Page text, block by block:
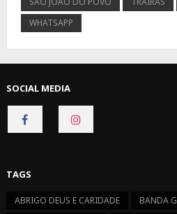
WHATSAPP
SOCIAL MEDIA
CONNECT
ON
TAGS
ABRIGO DEUS E CARIDADE
BANDA